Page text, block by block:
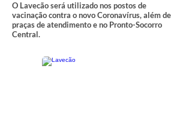
O Lavecão será utilizado nos postos de
vacinação contra o novo Coronavírus, além de
praças de atendimento e no Pronto-Socorro
Central.